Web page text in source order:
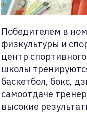
Победителем в
физкультуры и
центр
школы
баскетбол, бокс,
самоотдаче
высокие